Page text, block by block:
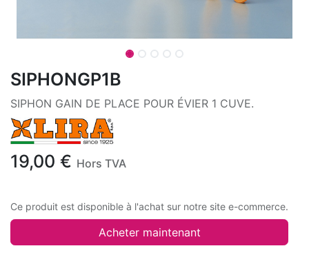
SIPHONGP1B
SIPHON GAIN DE PLACE POUR ÉVIER 1 CUVE.
19,00 € Hors TVA
Ce produit est disponible à l'achat sur notre site e-commerce.
Acheter maintenant